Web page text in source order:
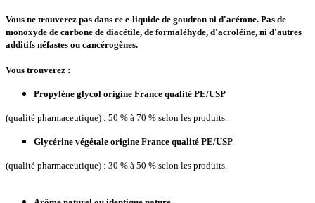
Vous ne trouverez pas dans ce e-liquide de goudron ni d'acétone. Pas de
monoxyde de carbone de diacétile, de formaléhyde, d'acroléine, ni d'autres
additifs néfastes ou cancérogènes.
Vous trouverez :
Propylène glycol origine France qualité PE/USP
(qualité pharmaceutique) : 50 % à 70 % selon les produits.
Glycérine végétale origine France qualité PE/USP
(qualité pharmaceutique) : 30 % à 50 % selon les produits.